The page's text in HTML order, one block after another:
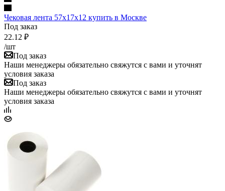
Чековая лента 57х17х12 купить в Москве
Под заказ
22.12 ₽
/шт
Под заказ
Наши менеджеры обязательно свяжутся с вами и уточнят
условия заказа
Под заказ
Наши менеджеры обязательно свяжутся с вами и уточнят
условия заказа